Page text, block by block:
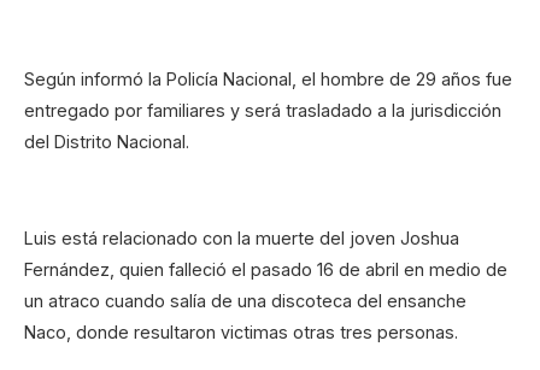
Según informó la Policía Nacional, el hombre de 29 años fue
entregado por familiares y será trasladado a la jurisdicción
del Distrito Nacional.
Luis está relacionado con la muerte del joven Joshua
Fernández, quien falleció el pasado 16 de abril en medio de
un atraco cuando salía de una discoteca del ensanche
Naco, donde resultaron victimas otras tres personas.